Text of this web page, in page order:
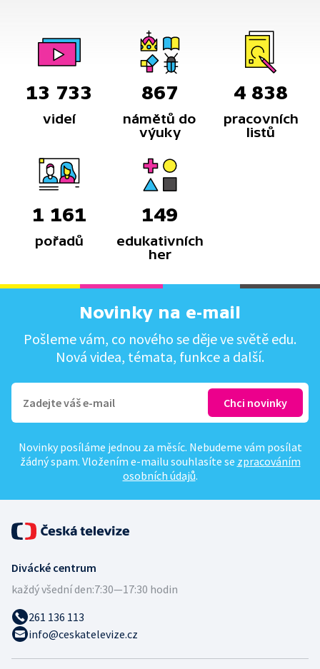
13 733
videí
867
námětů do
výuky
4 838
pracovních
listů
1 161
pořadů
149
edukativních
her
Novinky na e-mail
Pošleme vám, co nového se děje ve světě edu.
Nová videa, témata, funkce a další.
Novinky posíláme jednou za měsíc. Nebudeme vám posílat
žádný spam. Vložením e-mailu souhlasíte se zpracováním
osobních údajů.